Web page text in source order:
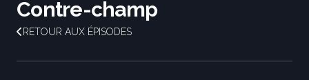
Contre-champ
RETOUR AUX ÉPISODES